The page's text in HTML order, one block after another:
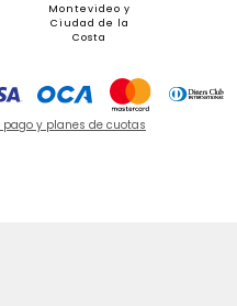
Montevideo y
Ciudad de la
Costa
pago y planes de cuotas